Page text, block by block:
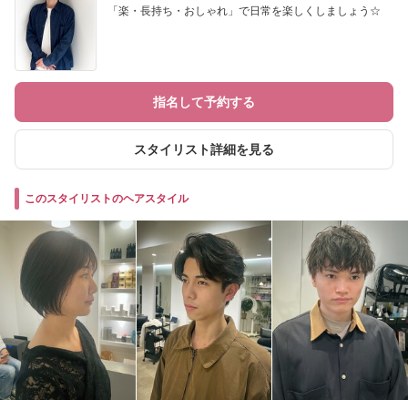
「楽・長持ち・おしゃれ」で日常を楽しくしましょう☆
指名して予約する
スタイリスト詳細を見る
このスタイリストのヘアスタイル